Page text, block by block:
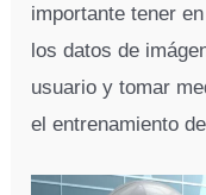
importante tener
los datos de
usuario y tomar
el entrenamiento